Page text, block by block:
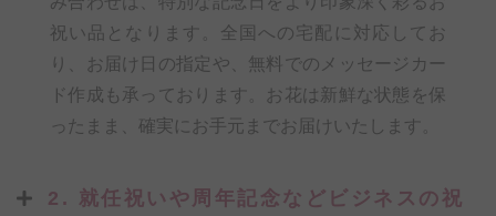
祝い品となります。全国への宅配に対応してお
り、お届け日の指定や、無料でのメッセージカー
ド作成も承っております。お花は新鮮な状態を保
ったまま、確実にお手元までお届けいたします。
2. 就任祝いや周年記念などビジネスの祝